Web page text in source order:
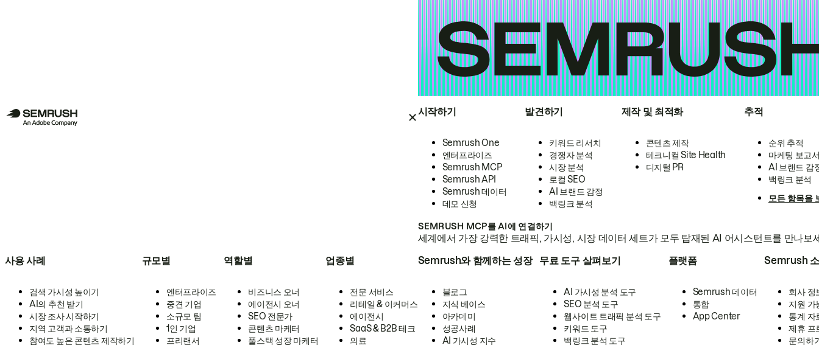
시작하기
Semrush One
엔터프라이즈
Semrush MCP
Semrush API
Semrush 데이터
데모 신청
발견하기
키워드 리서치
경쟁자 분석
시장 분석
로컬 SEO
AI 브랜드 감정
백링크 분석
제작 및 최적화
콘텐츠 제작
테크니컬 Site Health
디지털 PR
추적
순위 추적
마케팅 보고
AI 브랜드 감
백링크 분석
모든 항목을
SEMRUSH MCP를 AI에 연결하기
세계에서 가장 강력한 트래픽, 가시성, 시장 데이터 세트가 모두 탑재된 AI 어시스턴트를 만나보
사용 사례
검색 가시성 높이기
AI의 추천 받기
시장 조사 시작하기
지역 고객과 소통하기
참여도 높은 콘텐츠 제작하기
규모별
엔터프라이즈
중견 기업
소규모 팀
1인 기업
프리랜서
역할별
비즈니스 오너
에이전시 오너
SEO 전문가
콘텐츠 마케터
풀스택 성장 마케터
업종별
전문 서비스
리테일 & 이커머스
에이전시
SaaS & B2B 테크
의료
Semrush와 함께하는 성장
블로그
지식 베이스
아카데미
성공사례
AI 가시성 지수
무료 도구 살펴보기
AI 가시성 분석 도구
SEO 분석 도구
웹사이트 트래픽 분석 도구
키워드 도구
백링크 분석 도구
플랫폼
Semrush 데이터
통합
App Center
Semrush
회사 정
지원 가
통계 자
제휴 프
문의하